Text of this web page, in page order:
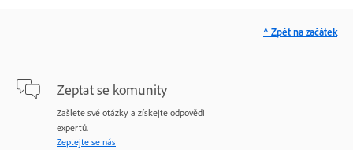
Zeptat se komunity
Zašlete své otázky a získejte odpovědi
expertů.
Zeptejte se nás
^ Zpět na začátek